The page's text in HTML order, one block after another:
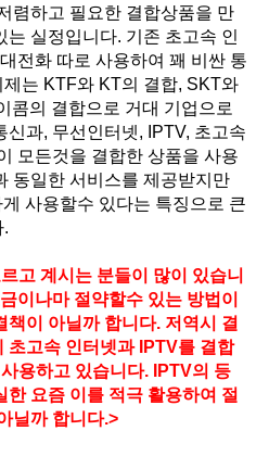
렴하고 필요한 결합상품을 만
는 실정입니다. 기존 초고속 인
전화 따로 사용하여 꽤 비싼 통
는 KTF와 KT의 결합, SKT와
콤의 결합으로 거대 기업으로
신과, 무선인터넷, IPTV, 초고속
모든것을 결합한 상품을 사용
동일한 서비스를 제공받지만
사용할수 있다는 특징으로 큰
.
고 계시는 분들이 많이 있습니
이나마 절약할수 있는 방법이
이 아닐까 합니다. 저역시 결
초고속 인터넷과 IPTV를 결합
용하고 있습니다. IPTV의 등
요즘 이를 적극 활용하여 절
닐까 합니다.>